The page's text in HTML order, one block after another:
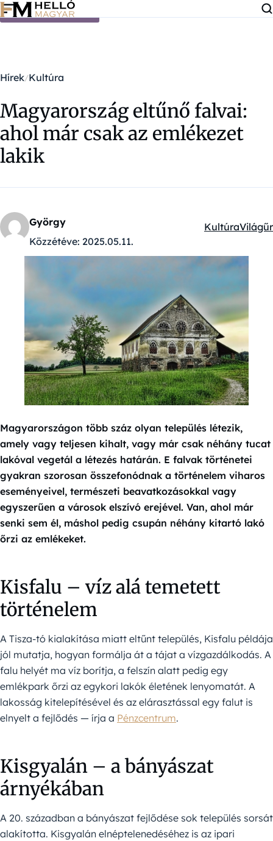
Ugrás a tartalomra
Hírek Kultúra
Magyarország eltűnő falvai:
ahol már csak az emlékezet
lakik
György
Közzétéve: 2025.05.11.
Kategóriák:
KultúraVilágűr
Magyarországon több száz olyan település létezik,
amely vagy teljesen kihalt, vagy már csak néhány tucat
lakóval vegetál a létezés határán. E falvak történetei
gyakran szorosan összefonódnak a történelem viharos
eseményeivel, természeti beavatkozásokkal vagy
egyszerűen a városok elszívó erejével. Van, ahol már
senki sem él, máshol pedig csupán néhány kitartó lakó
őrzi az emlékeket.
Kisfalu – víz alá temetett
történelem
A Tisza-tó kialakítása miatt eltűnt település, Kisfalu példája
jól mutatja, hogyan formálja át a tájat a vízgazdálkodás. A
falu helyét ma víz borítja, a felszín alatt pedig egy
emlékpark őrzi az egykori lakók életének lenyomatát. A
lakosság kitelepítésével és az elárasztással egy falut is
elnyelt a fejlődés — írja a Pénzcentrum.
Kisgyalán – a bányászat
árnyékában
A 20. században a bányászat fejlődése sok település sorsát
alakította. Kisgyalán elnéptelenedéséhez is az ipari